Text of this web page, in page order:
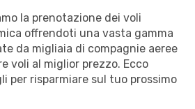
la prenotazione dei voli
offrendoti una vasta gamma
da migliaia di compagnie aeree
voli al miglior prezzo. Ecco
per risparmiare sul tuo prossimo